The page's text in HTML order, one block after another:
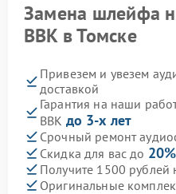
Замена шлейфа
BBK в Томске
Привезем и увезем
доставкой
Гарантия на наши
BBK до 3-х лет
Срочный ремонт
Скидка для вас до 20%
Получите 1500 рублей
Оригинальные